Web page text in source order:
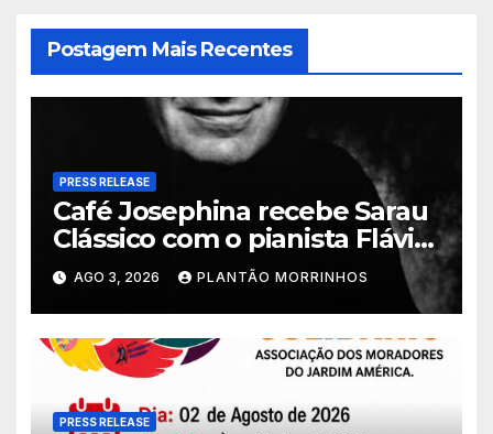
Postagem Mais Recentes
PRESS RELEASE
Café Josephina recebe Sarau
Clássico com o pianista Flávio
Varani nesta terça-feira
AGO 3, 2026 PLANTÃO MORRINHOS
PRESS RELEASE